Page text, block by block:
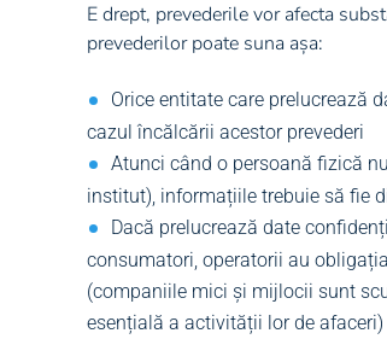
E drept, prevederile vor afecta
prevederilor poate suna așa:
Orice entitate care prelucrează
cazul încălcării acestor prevederi
Atunci când o persoană fizică
institut), informațiile trebuie să fie
Dacă prelucrează date
consumatori, operatorii au
(companiile mici și mijlocii sunt
esențială a activității lor de afaceri)